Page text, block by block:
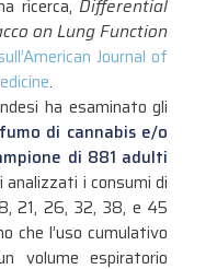
ricerca,Differential
on Lung Function
Journal of
.
ha esaminato gli
di cannabis e/o
di 881 adulti
i consumi di
21, 26, 32, 38, e 45
che l’uso cumulativo
volume espiratorio